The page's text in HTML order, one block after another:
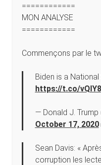
============
MON ANALYSE
============
Commençons par le
Biden is a
https://t.co/
— Donald J. Trump
October 17, 2020
Sean Davis: «
corruption les